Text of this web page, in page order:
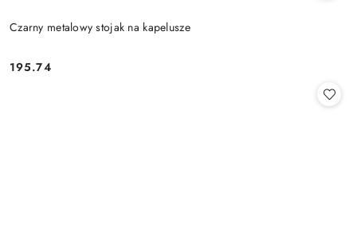
Czarny metalowy stojak na kapelusze
Cena:
195.74